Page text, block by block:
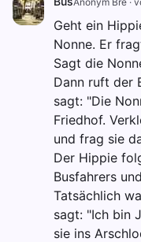
Geht ein
Nonne. Er
Sagt die
Dann ruft der
sagt: "Die
Friedhof.
und frag sie
Der Hippie
Busfahrers
Tatsächlich
sagt: "Ich bin
sie ins